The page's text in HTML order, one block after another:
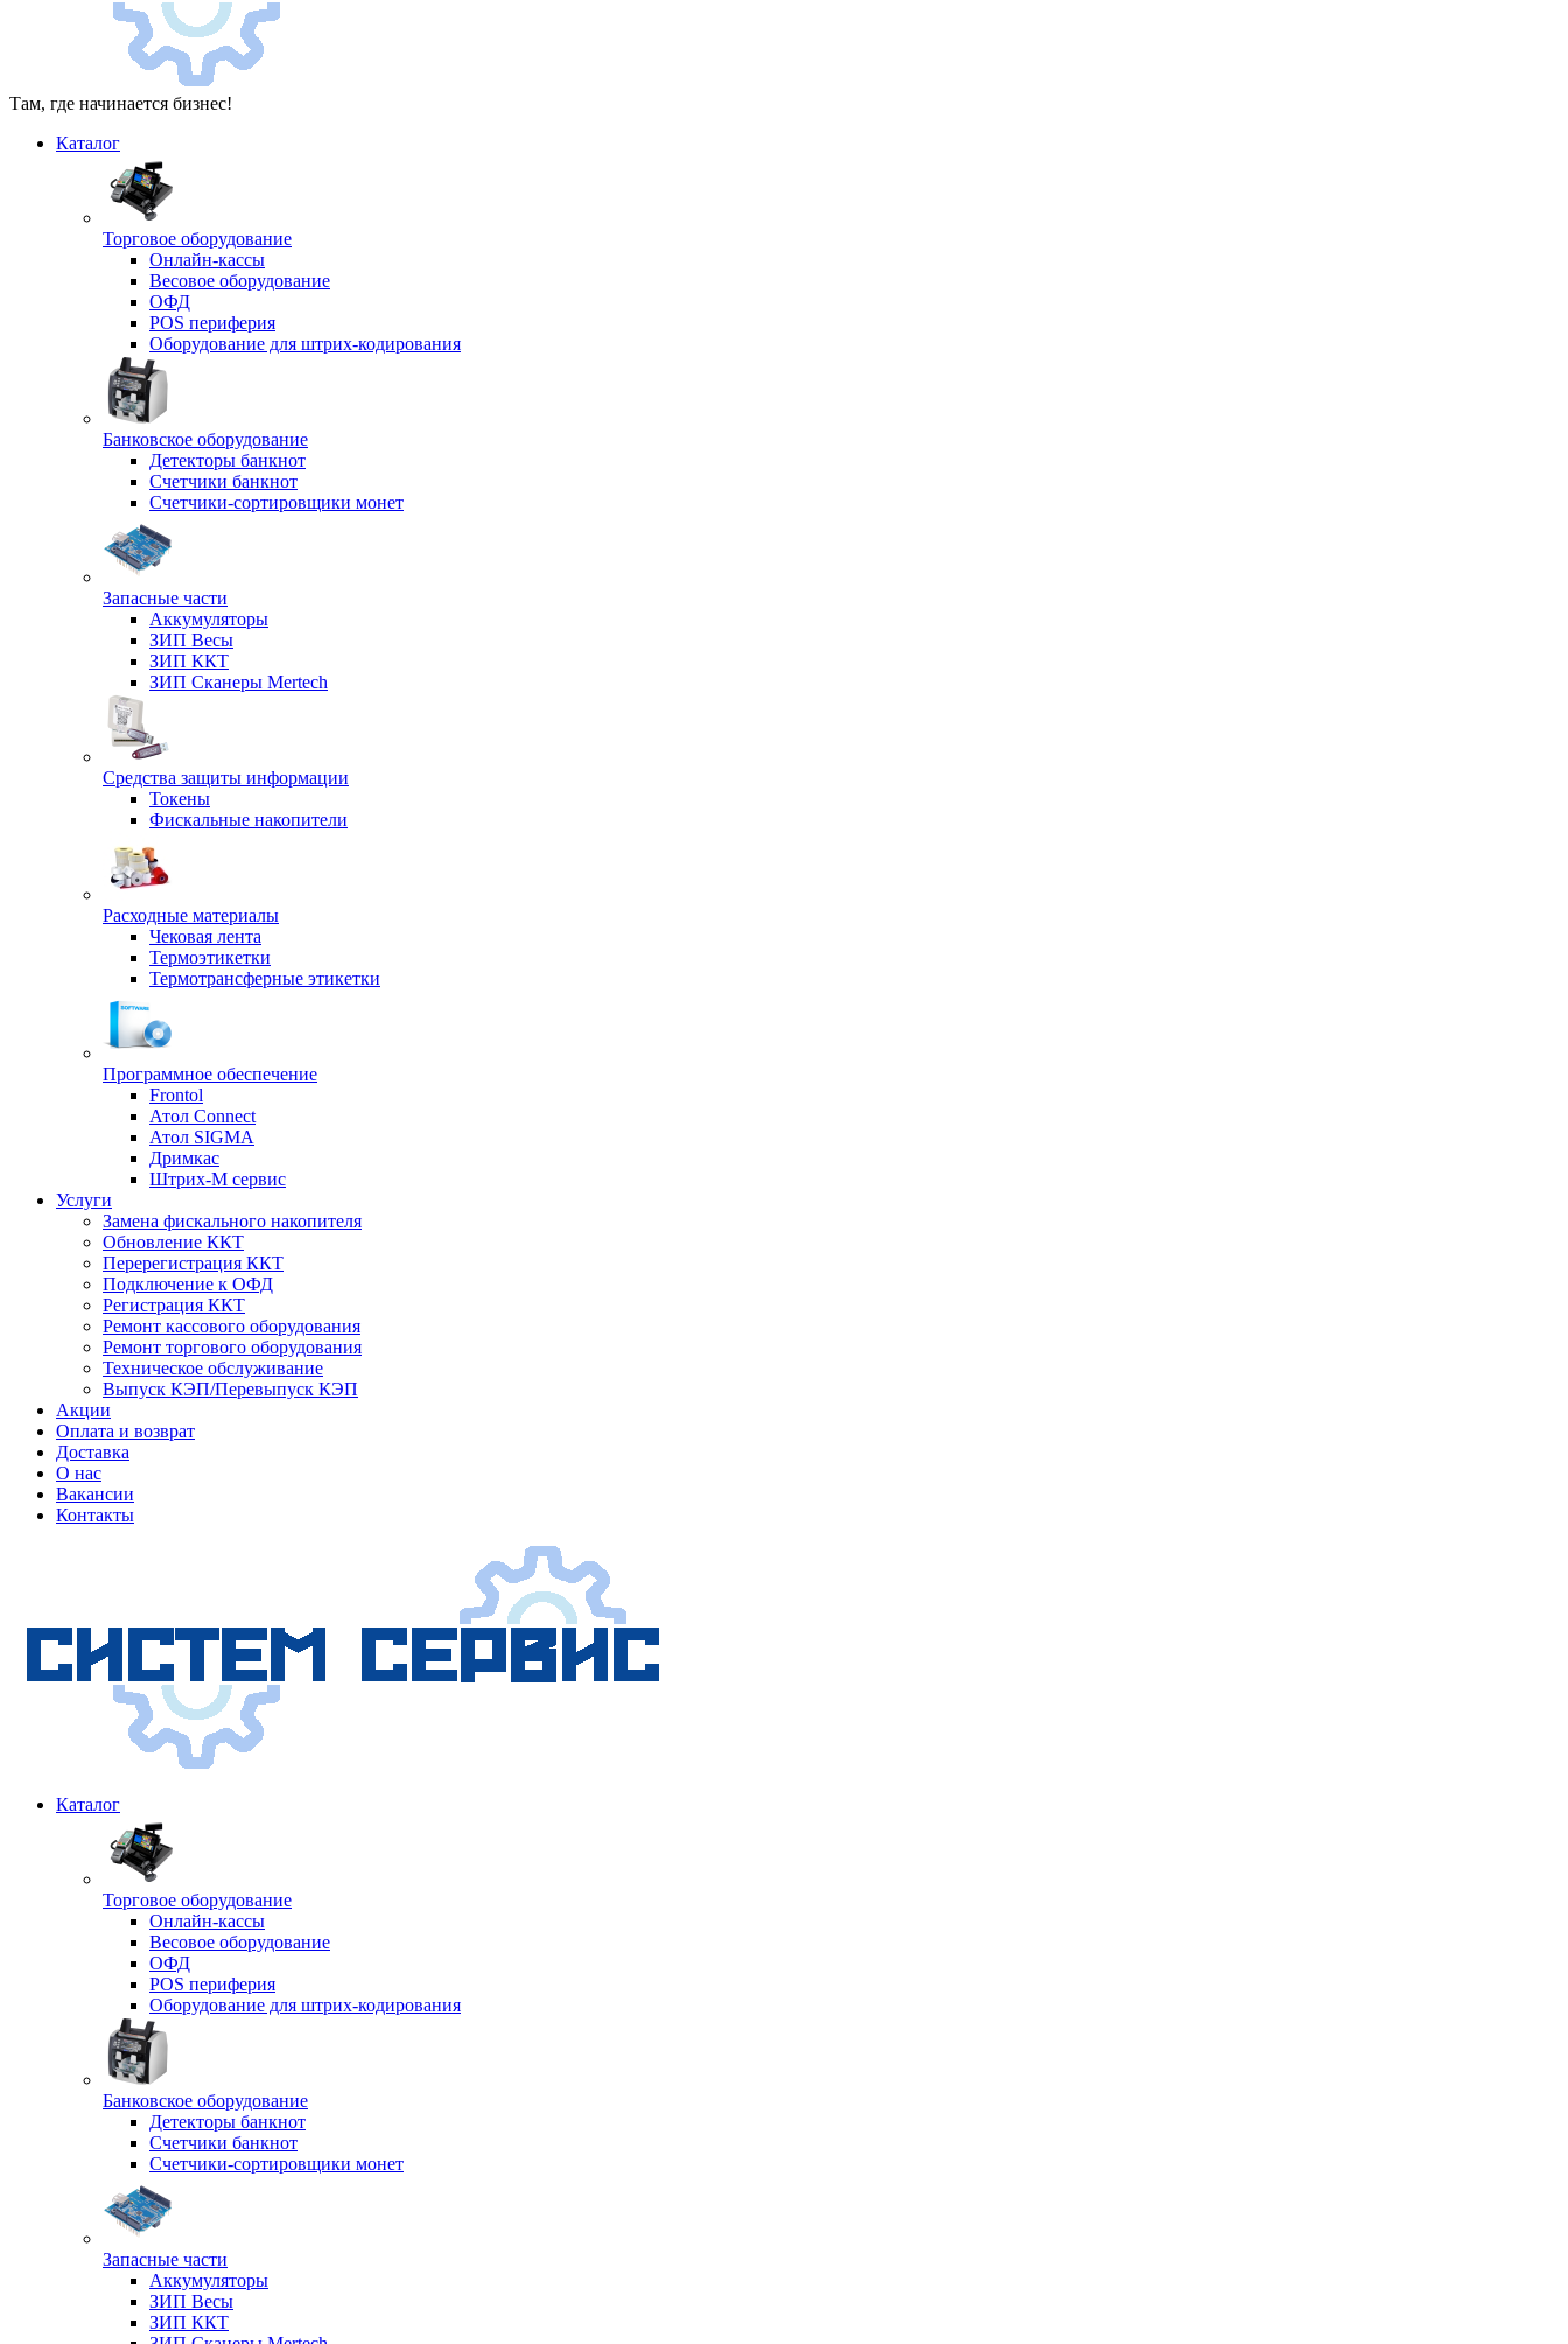
Там, где начинается бизнес!
Каталог
Торговое оборудование
Онлайн-кассы
Весовое оборудование
ОФД
POS периферия
Оборудование для штрих-кодирования
Банковское оборудование
Детекторы банкнот
Счетчики банкнот
Счетчики-сортировщики монет
Запасные части
Аккумуляторы
ЗИП Весы
ЗИП ККТ
ЗИП Сканеры Mertech
Средства защиты информации
Токены
Фискальные накопители
Расходные материалы
Чековая лента
Термоэтикетки
Термотрансферные этикетки
Программное обеспечение
Frontol
Атол Connect
Атол SIGMA
Дримкас
Штрих-М сервис
Услуги
Замена фискального накопителя
Обновление ККТ
Перерегистрация ККТ
Подключение к ОФД
Регистрация ККТ
Ремонт кассового оборудования
Ремонт торгового оборудования
Техническое обслуживание
Выпуск КЭП/Перевыпуск КЭП
Акции
Оплата и возврат
Доставка
О нас
Вакансии
Контакты
Каталог
Торговое оборудование
Онлайн-кассы
Весовое оборудование
ОФД
POS периферия
Оборудование для штрих-кодирования
Банковское оборудование
Детекторы банкнот
Счетчики банкнот
Счетчики-сортировщики монет
Запасные части
Аккумуляторы
ЗИП Весы
ЗИП ККТ